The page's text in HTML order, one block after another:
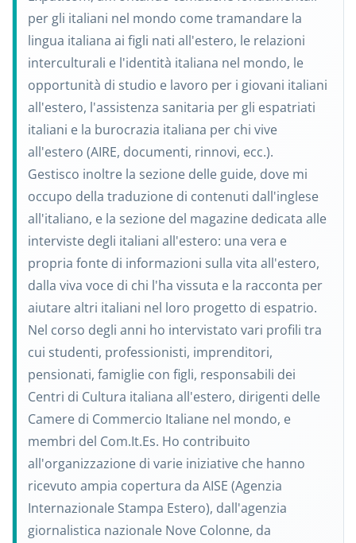
per gli italiani nel mondo come tramandare la
lingua italiana ai figli nati all'estero, le relazioni
interculturali e l'identità italiana nel mondo, le
opportunità di studio e lavoro per i giovani italiani
all'estero, l'assistenza sanitaria per gli espatriati
italiani e la burocrazia italiana per chi vive
all'estero (AIRE, documenti, rinnovi, ecc.).
Gestisco inoltre la sezione delle guide, dove mi
occupo della traduzione di contenuti dall'inglese
all'italiano, e la sezione del magazine dedicata alle
interviste degli italiani all'estero: una vera e
propria fonte di informazioni sulla vita all'estero,
dalla viva voce di chi l'ha vissuta e la racconta per
aiutare altri italiani nel loro progetto di espatrio.
Nel corso degli anni ho intervistato vari profili tra
cui studenti, professionisti, imprenditori,
pensionati, famiglie con figli, responsabili dei
Centri di Cultura italiana all'estero, dirigenti delle
Camere di Commercio Italiane nel mondo, e
membri del Com.It.Es. Ho contribuito
all'organizzazione di varie iniziative che hanno
ricevuto ampia copertura da AISE (Agenzia
Internazionale Stampa Estero), dall'agenzia
giornalistica nazionale Nove Colonne, da